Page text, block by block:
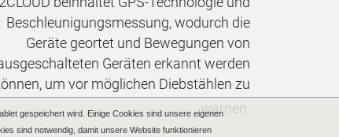
Beschleunigungsmessung, wodurch die
Geräte geortet und Bewegungen von
Geräten erkannt werden
um vor möglichen Diebstählen zu
warnen.
gespeichert wird. Einige Cookies sind unsere eigenen
sind notwendig, damit unsere Website funktionieren